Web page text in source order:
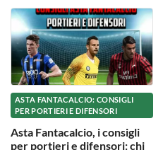
ASTA FANTACALCIO: CONSIGLI
PER PORTIERI E DIFENSORI
Asta Fantacalcio, i consigli
per portieri e difensori: chi